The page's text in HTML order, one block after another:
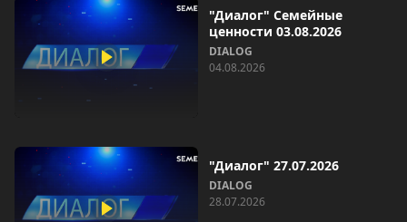
"Диалог" Семейные
ценности 03.08.2026
DIALOG
04.08.2026
"Диалог" 27.07.2026
DIALOG
28.07.2026